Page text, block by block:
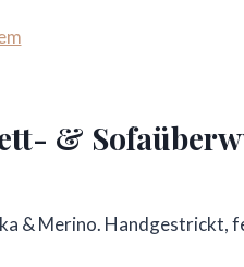
&
& Merino. Handgestrickt,